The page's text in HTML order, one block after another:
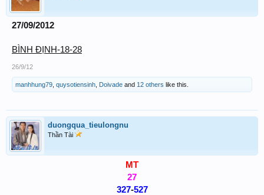
27/09/2012
BÌNH ĐỊNH-18-28
26/9/12
manhhung79 quysotiensinh Doivade and 12 others like this.
duongqua_tieulongnu
Thần Tài
MT
27
327-527